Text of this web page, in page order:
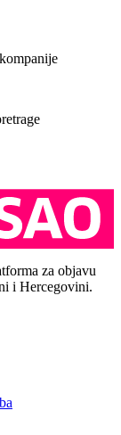
za objavu
i Hercegovini.